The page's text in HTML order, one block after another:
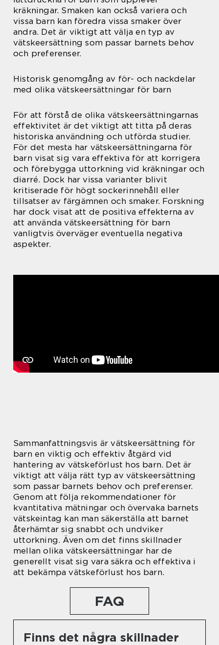
kräkningar. Smaken kan också variera och
vissa barn kan föredra vissa smaker över
andra. Det är viktigt att välja en typ av
vätskeersättning som passar barnets behov
och preferenser.
Historisk genomgång av för- och nackdelar
med olika vätskeersättningar för barn
För att förstå de olika vätskeersättningarnas
effektivitet är det viktigt att titta på deras
historiska användning och utförda studier.
För det mesta har vätskeersättningarna för
barn visat sig vara effektiva för att korrigera
och förebygga uttorkning vid kräkningar och
diarré. Dock har vissa varianter blivit
kritiserade för högt sockerinnehåll eller
tillsatser av färgämnen och smaker. Forskning
har dock visat att de positiva effekterna av
att använda vätskeersättning för barn
vanligtvis överväger eventuella negativa
aspekter.
Sammanfattningsvis är vätskeersättning för
barn en viktig och effektiv åtgärd vid
hantering av vätskeförlust hos barn. Det är
viktigt att välja rätt typ av vätskeersättning
som passar barnets behov och preferenser.
Genom att följa rekommendationer för
kvantitativa mätningar och övervaka barnets
vätskeintag kan man säkerställa att barnet
återhämtar sig snabbt och undviker
uttorkning. Även om det finns skillnader
mellan olika vätskeersättningar har de
generellt visat sig vara säkra och effektiva i
att bekämpa vätskeförlust hos barn.
FAQ
Finns det några skillnader